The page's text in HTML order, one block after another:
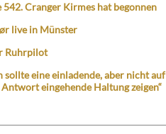
542. Cranger Kirmes hat begonnen
live in Münster
Ruhrpilot
sollte eine einladende, aber nicht auf
eingehende Haltung zeigen“